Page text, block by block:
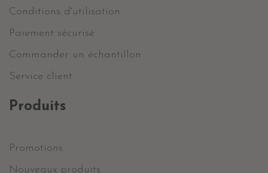
Conditions d'utilisation
Paiement sécurisé
Commander un échantillon
Service client
Produits
Promotions
Nouveaux produits